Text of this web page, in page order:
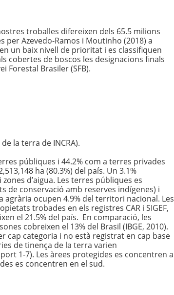
troballes difereixen dels 65.5 milions
per Azevedo-Ramos i Moutinho (2018) a
un baix nivell de prioritat i es classifiquen
cobertes de boscos les designacions finals
Forestal Brasiler (SFB).
la terra de INCRA).
públiques i 44.2% com a terres privades
ha (80.3%) del país. Un 3.1%
d’aigua. Les terres públiques es
de conservació amb reserves indígenes) i
ocupen 4.9% del territori nacional. Les
trobades en els registres CAR i SIGEF,
el 21.5% del país. En comparació, les
cobreixen el 13% del Brasil (IBGE, 2010).
categoria i no està registrat en cap base
de tinença de la terra varien
1-7). Les àrees protegides es concentren a
es concentren en el sud.